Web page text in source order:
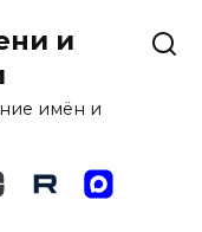
и
имён и